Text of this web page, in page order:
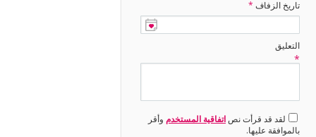
تاريخ الزفاف *
التعليق
*
لقد قد قرأت نصاتفاقية المستخدم وأقر
بالموافقة عليها.